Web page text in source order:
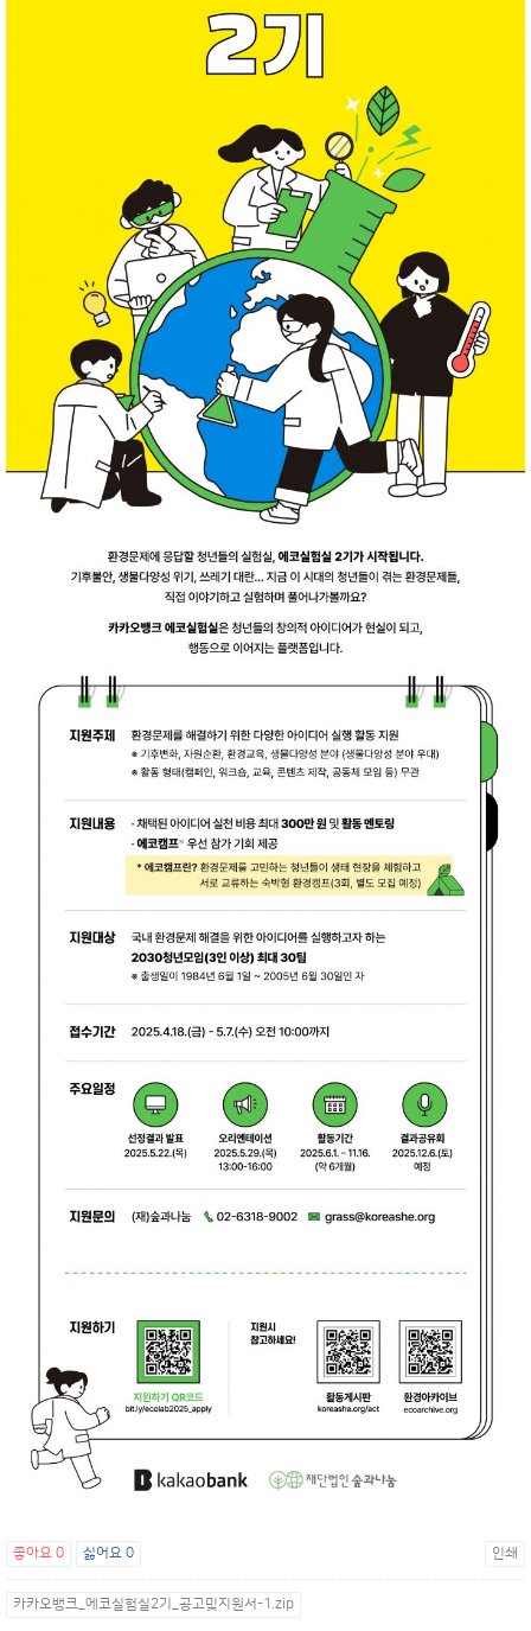
좋아요 0 싫어요 0 인쇄
카카오뱅크_에코실험실2기_공고및지원서-1.zip